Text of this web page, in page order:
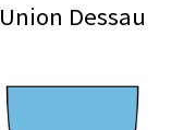
Union Dessau